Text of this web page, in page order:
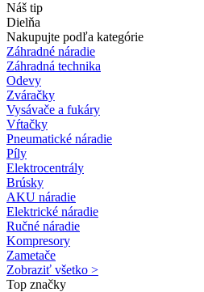
Náš tip
Dielňa
Nakupujte podľa kategórie
Záhradné náradie
Záhradná technika
Odevy
Zváračky
Vysávače a fukáry
Vŕtačky
Pneumatické náradie
Píly
Elektrocentrály
Brúsky
AKU náradie
Elektrické náradie
Ručné náradie
Kompresory
Zametače
Zobraziť všetko >
Top značky